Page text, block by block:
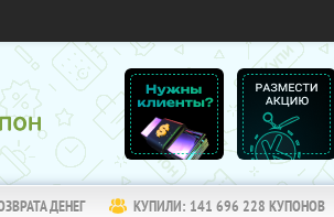
ДЕНЕГ КУПИЛИ: 141 696 228 КУПОНОВ